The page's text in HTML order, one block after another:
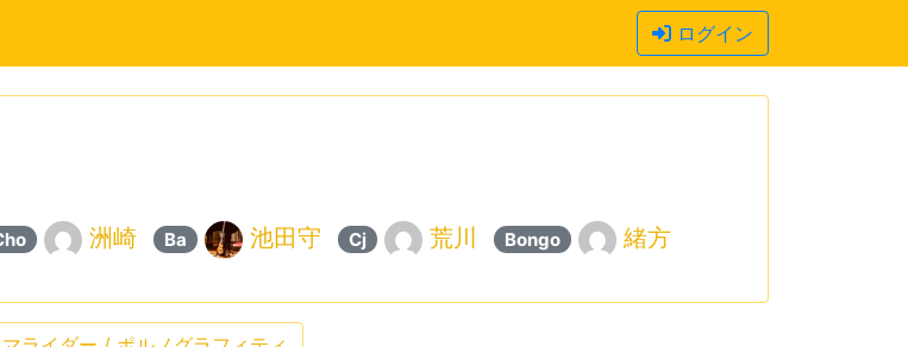
ログイン
洲崎 Ba 池田守 Cj 荒川 Bongo 緒方